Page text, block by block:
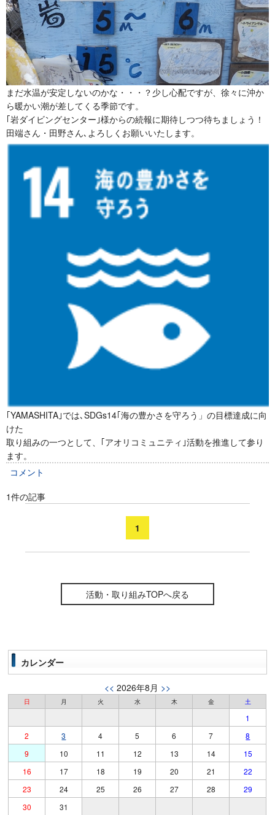
まだ水温が安定しないのかな・・・？少し心配ですが、徐々に沖か
ら暖かい潮が差してくる季節です。
｢岩ダイビングセンター｣様からの続報に期待しつつ待ちましょう！
田端さん・田野さん､よろしくお願いいたします。
｢YAMASHITA｣では､SDGs14｢海の豊かさを守ろう」の目標達成に向
けた
取り組みの一つとして、｢アオリコミュニティ｣活動を推進して参り
ます。
コメント
1件の記事
1
活動・取り組みTOPへ戻る
カレンダー
<< 2026年8月 >>
日 月 火 水 木 金 土
1
2
3 4 5 6 7
8
9
10 11 12 13 14
15
16
17 18 19 20 21
22
23
24 25 26 27 28
29
30
31